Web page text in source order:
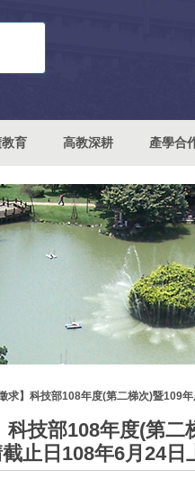
育 高教深耕 產學合
徵求】科技部108年度(第二梯次)暨109
科技部108年度(第
止日108年6月24日